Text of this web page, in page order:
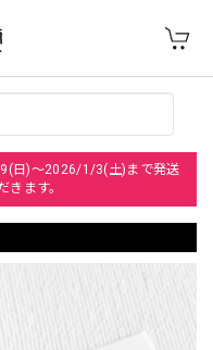
日)～2026/1/3(土)まで発送
きます。